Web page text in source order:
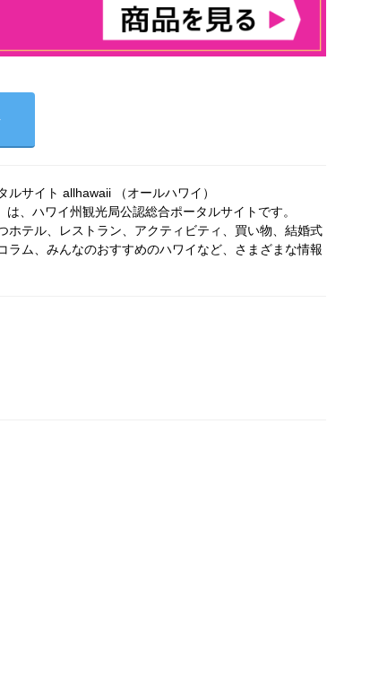
ルサイト allhawaii （オールハワイ）
、ハワイ州観光局公認総合ポータルサイトです。
ホテル、レストラン、アクティビティ、買い物、結婚式
ラム、みんなのおすすめのハワイなど、さまざまな情報